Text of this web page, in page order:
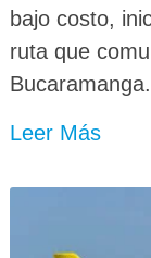
bajo costo,
ruta que
Bucaramanga.
Leer Más